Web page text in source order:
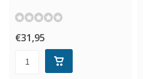
€31,95